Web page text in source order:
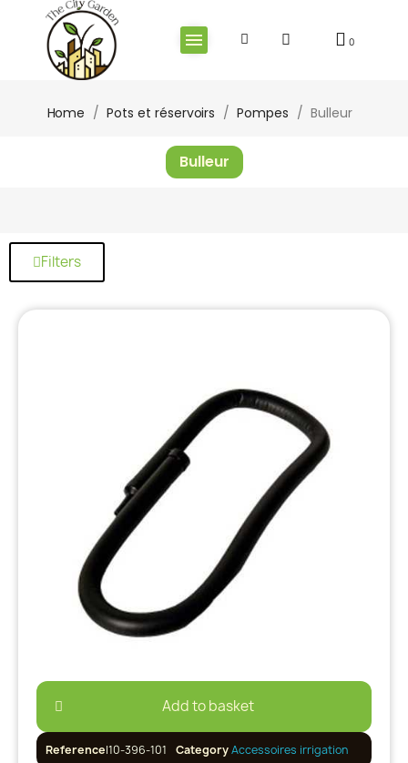
Home Pots et réservoirs Pompes Bulleur
Bulleur
Filters
Add to basket
ReferenceI10-396-101 CategoryAccessoires irrigation